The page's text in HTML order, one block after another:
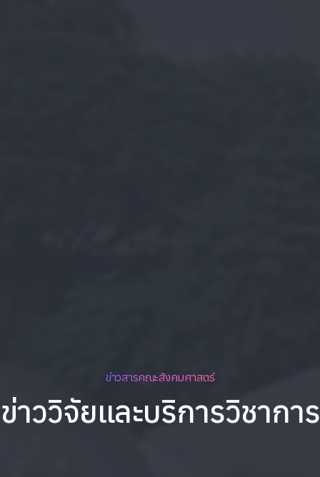
ข่าวสารคณะสังคมศาสตร์
ข่าววิจัยและบริการวิชาการ